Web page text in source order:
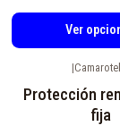
Ver
|
Protección
fija